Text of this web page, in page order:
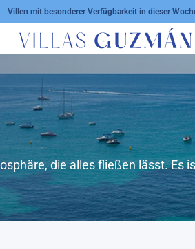
Villen mit besonderer Verfügbarkeit in dieser
die alles fließen lässt. Es